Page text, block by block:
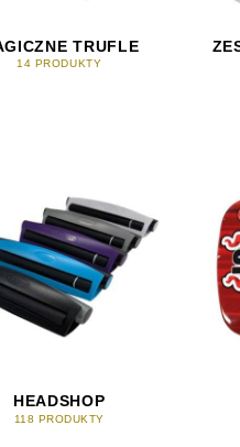
TRUFLE
14 PRODUKTY
HEADSHOP
118 PRODUKTY